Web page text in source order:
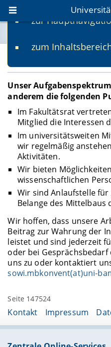
zur
zum
www.uni-
fis.uni-
Unsere Aufgaben
Unser
anderem die folgenden
Im Fakultätsrat
Mitglied die Interessen
Im universitätsweiten
wir regelmäßig
Aktivitäten.
Wir bieten
wissenschaftlichen
Wir sind Anlaufstelle
Belange des Mittelbaus
Wir hoffen, dass unsere
Beitrag zur Wahrung der
leistet und sind jederzeit
oder bei
uns zu oder kontaktiert
sowi.mbkonvent(at)uni-
Seite 147524
Kontakt Impressum